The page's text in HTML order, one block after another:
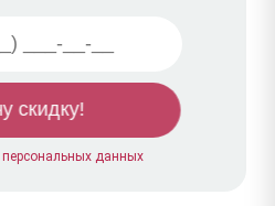
персональных данных